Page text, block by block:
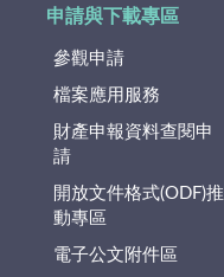
申請與下載專區
參觀申請
檔案應用服務
財產申報資料查閱申
請
開放文件格式(ODF)推
動專區
電子公文附件區